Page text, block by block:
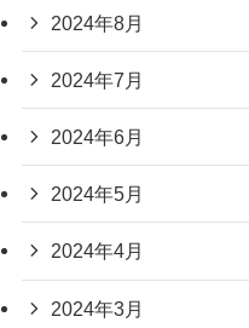
2024年8月
2024年7月
2024年6月
2024年5月
2024年4月
2024年3月